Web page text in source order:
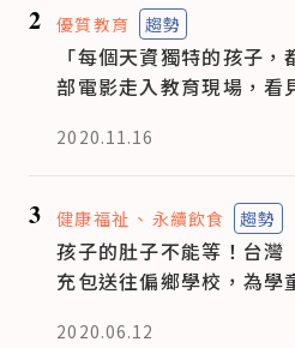
2 優質教育 趨勢
「每個天資獨特的孩子
部電影走入教育現場，看
2020.11.16
3 健康福祉 永續飲食 趨勢
孩子的肚子不能等！台灣
充包送往偏鄉學校，為學
2020.06.12